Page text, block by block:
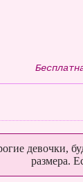
девочки,
размера.